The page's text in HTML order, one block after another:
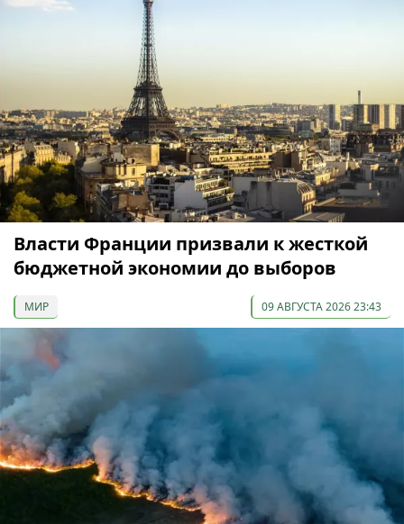
Власти Франции призвали к жесткой
бюджетной экономии до выборов
МИР 09 АВГУСТА 2026 23:43